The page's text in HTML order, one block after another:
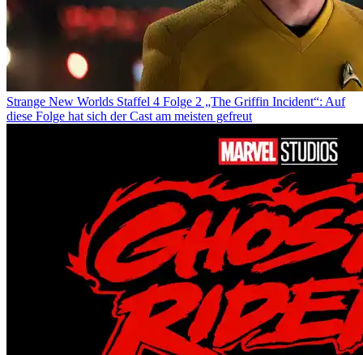
Strange New Worlds Staffel 4 Folge 2 „The Griffin Incident“: Auf
diese Folge hat sich der Cast am meisten gefreut